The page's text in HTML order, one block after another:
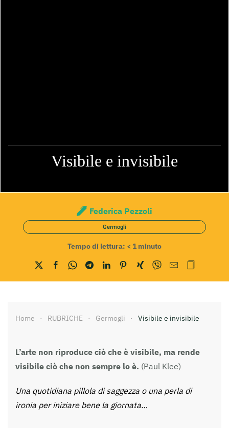
Visibile e invisibile
Federica Pezzoli
Germogli
Tempo di lettura: < 1 minuto
Home RUBRICHE Germogli Visibile e invisibile
L’arte non riproduce ciò che è visibile, ma rende
visibile ciò che non sempre lo è. (Paul Klee)
Una quotidiana pillola di saggezza o una perla di
ironia per iniziare bene la giornata…